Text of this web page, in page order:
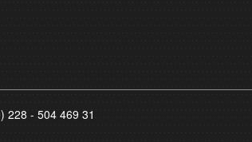
228 - 504 469 31